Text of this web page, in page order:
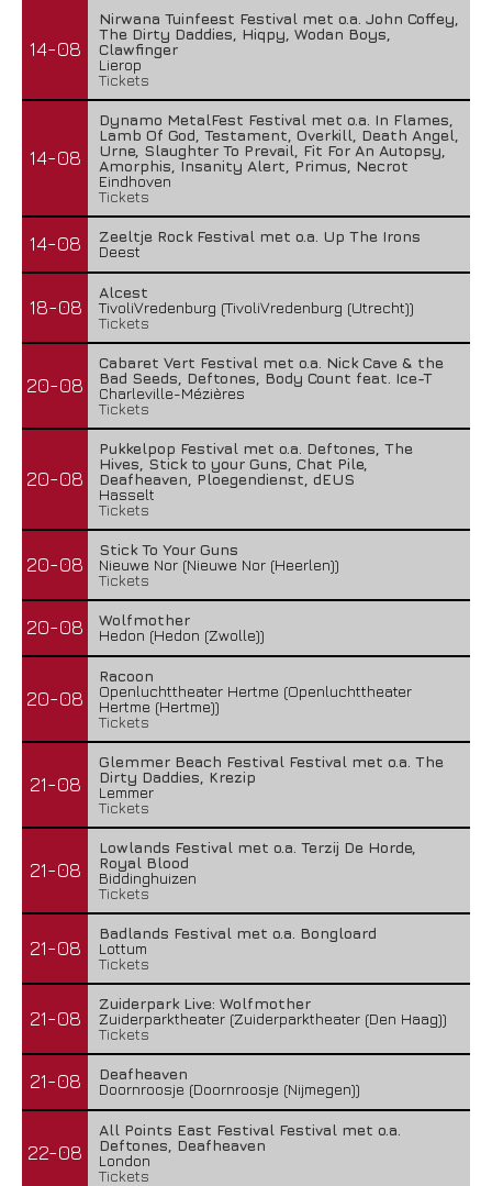
14-08
Nirwana Tuinfeest Festival met o.a. John Coffey,
The Dirty Daddies, Hiqpy, Wodan Boys,
Clawfinger
Lierop
Tickets
14-08
Dynamo MetalFest Festival met o.a. In Flames,
Lamb Of God, Testament, Overkill, Death Angel,
Urne, Slaughter To Prevail, Fit For An Autopsy,
Amorphis, Insanity Alert, Primus, Necrot
Eindhoven
Tickets
14-08
Zeeltje Rock Festival met o.a. Up The Irons
Deest
18-08
Alcest
TivoliVredenburg (TivoliVredenburg (Utrecht))
Tickets
20-08
Cabaret Vert Festival met o.a. Nick Cave & the
Bad Seeds, Deftones, Body Count feat. Ice-T
Charleville-Mézières
Tickets
20-08
Pukkelpop Festival met o.a. Deftones, The
Hives, Stick to your Guns, Chat Pile,
Deafheaven, Ploegendienst, dEUS
Hasselt
Tickets
20-08
Stick To Your Guns
Nieuwe Nor (Nieuwe Nor (Heerlen))
Tickets
20-08
Wolfmother
Hedon (Hedon (Zwolle))
20-08
Racoon
Openluchttheater Hertme (Openluchttheater
Hertme (Hertme))
Tickets
21-08
Glemmer Beach Festival Festival met o.a. The
Dirty Daddies, Krezip
Lemmer
Tickets
21-08
Lowlands Festival met o.a. Terzij De Horde,
Royal Blood
Biddinghuizen
Tickets
21-08
Badlands Festival met o.a. Bongloard
Lottum
Tickets
21-08
Zuiderpark Live: Wolfmother
Zuiderparktheater (Zuiderparktheater (Den Haag))
Tickets
21-08
Deafheaven
Doornroosje (Doornroosje (Nijmegen))
22-08
All Points East Festival Festival met o.a.
Deftones, Deafheaven
London
Tickets